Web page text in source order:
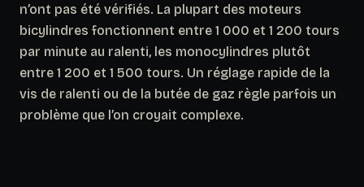
n’ont pas été vérifiés. La plupart des moteurs
bicylindres fonctionnent entre 1 000 et 1 200 tours
par minute au ralenti, les monocylindres plutôt
entre 1 200 et 1 500 tours. Un réglage rapide de la
vis de ralenti ou de la butée de gaz règle parfois un
problème que l’on croyait complexe.